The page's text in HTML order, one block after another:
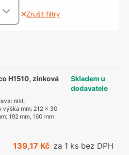
Zrušit filtry
H1510, zinková
: nikl,
výška mm: 212 x 30
:192 mm, 160 mm
Skladem u
dodavatele
139,17 Kč za 1 ks bez DPH